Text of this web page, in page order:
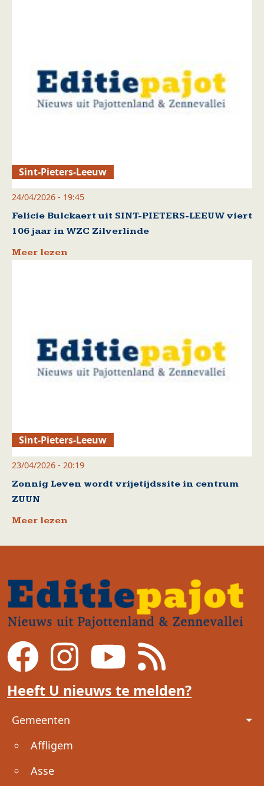
Sint-Pieters-Leeuw
24/04/2026 - 19:45
Felicie Bulckaert uit SINT-PIETERS-LEEUW viert
106 jaar in WZC Zilverlinde
Meer lezen
Sint-Pieters-Leeuw
23/04/2026 - 20:19
Zonnig Leven wordt vrijetijdssite in centrum
ZUUN
Meer lezen
Heeft U nieuws te melden?
Voet
Gemeenten
Affligem
Asse